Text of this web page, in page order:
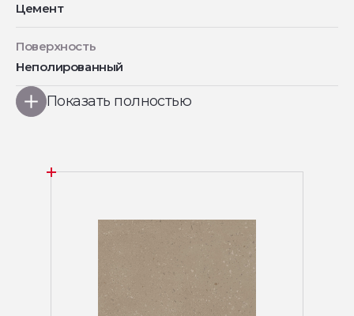
Цемент
Поверхность
Неполированный
Показать полностью